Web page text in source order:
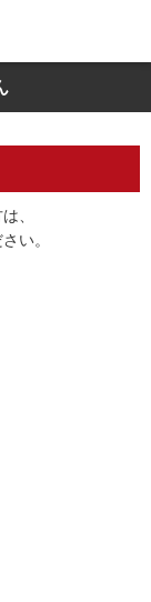
、
い。